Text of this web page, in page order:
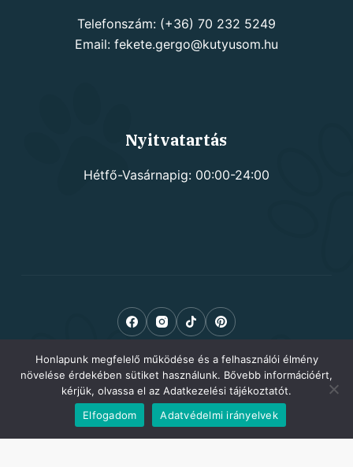
Telefonszám: (+36) 70 232 5249
Email: fekete.gergo@kutyusom.hu
Nyitvatartás
Hétfő-Vasárnapig: 00:00-24:00
Honlapunk megfelelő működése és a felhasználói élmény
növelése érdekében sütiket használunk. Bővebb információért,
kérjük, olvassa el az Adatkezelési tájékoztatót.
Elfogadom
Adatvédelmi irányelvek